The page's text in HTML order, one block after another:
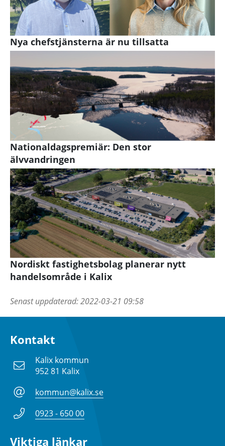
Nya chefstjänsterna är nu tillsatta
Nationaldagspremiär: Den stor
älvvandringen
Nordiskt fastighetsbolag planerar nytt
handelsområde i Kalix
Senast uppdaterad:2022-03-21 09:58
Kontakt
Kalix kommun
952 81 Kalix
kommun@kalix.se
0923 - 650 00
Viktiga länkar